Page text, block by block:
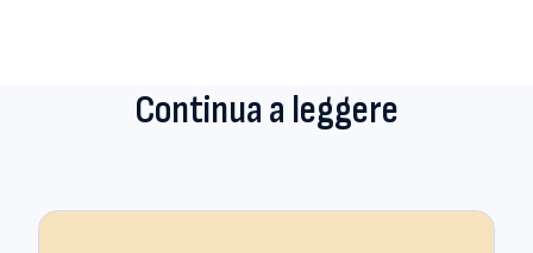
Continua a leggere